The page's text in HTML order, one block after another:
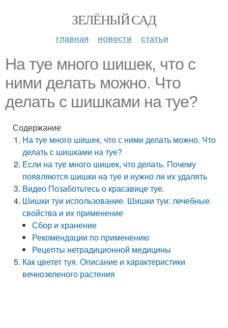
ЗЕЛЁНЫЙ САД
главная новости статьи
На туе много шишек, что с
ними делать можно. Что
делать с шишками на туе?
Содержание
На туе много шишек, что с ними делать можно. Что
делать с шишками на туе?
Если на туе много шишек, что делать. Почему
появляются шишки на туе и нужно ли их удалять
Видео Позаботьтесь о красавице туе.
Шишки туи использование. Шишки туи: лечебные
свойства и их применение
Сбор и хранение
Рекомендации по применению
Рецепты нетрадиционной медицины
Как цветет туя. Описание и характеристики
вечнозеленого растения